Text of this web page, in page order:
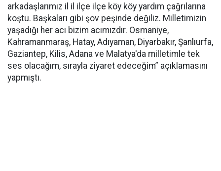
arkadaşlarımız il il ilçe ilçe köy köy yardım çağrılarına
koştu. Başkaları gibi şov peşinde değiliz. Milletimizin
yaşadığı her acı bizim acımızdır. Osmaniye,
Kahramanmaraş, Hatay, Adıyaman, Diyarbakır, Şanlıurfa,
Gaziantep, Kilis, Adana ve Malatya'da milletimle tek
ses olacağım, sırayla ziyaret edeceğim” açıklamasını
yapmıştı.